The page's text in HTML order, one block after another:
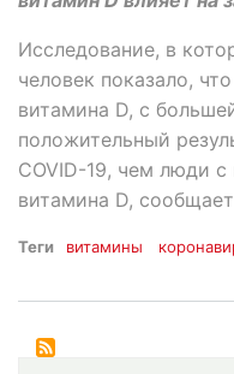
Исследование, в
человек показало,
витамина D, с
положительный
COVID-19, чем люди
витамина D, сообщает
Теги витамины